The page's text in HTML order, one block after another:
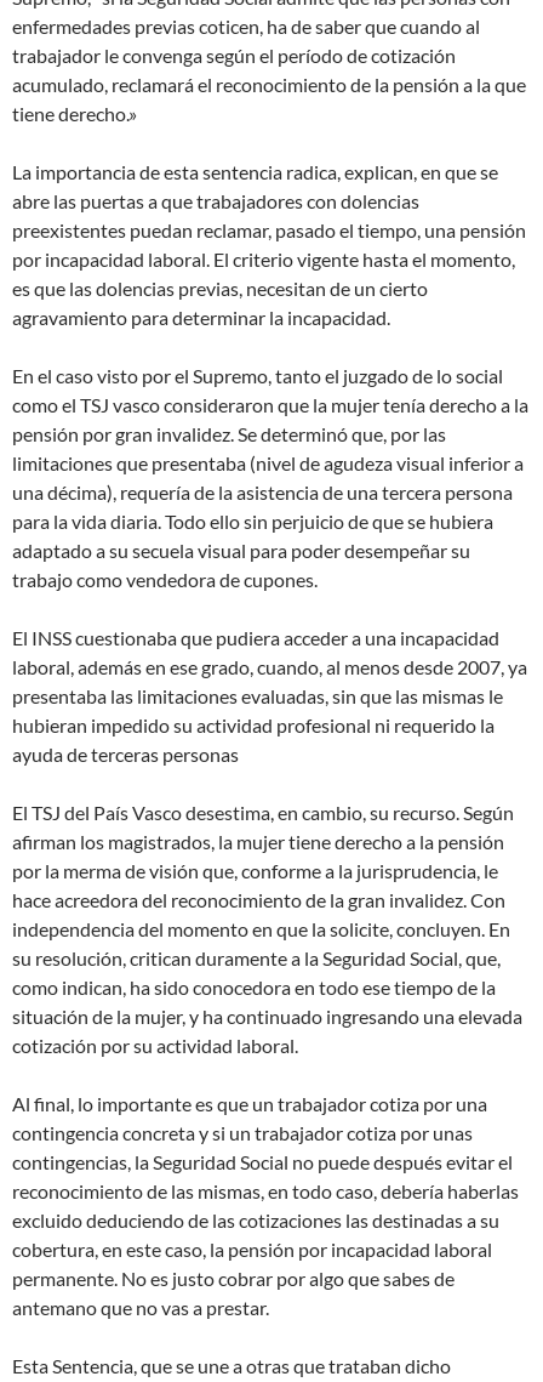
enfermedades previas coticen, ha de saber que cuando al
trabajador le convenga según el período de cotización
acumulado, reclamará el reconocimiento de la pensión a la que
tiene derecho.»
La importancia de esta sentencia radica, explican, en que se
abre las puertas a que trabajadores con dolencias
preexistentes puedan reclamar, pasado el tiempo, una pensión
por incapacidad laboral. El criterio vigente hasta el momento,
es que las dolencias previas, necesitan de un cierto
agravamiento para determinar la incapacidad.
En el caso visto por el Supremo, tanto el juzgado de lo social
como el TSJ vasco consideraron que la mujer tenía derecho a la
pensión por gran invalidez. Se determinó que, por las
limitaciones que presentaba (nivel de agudeza visual inferior a
una décima), requería de la asistencia de una tercera persona
para la vida diaria. Todo ello sin perjuicio de que se hubiera
adaptado a su secuela visual para poder desempeñar su
trabajo como vendedora de cupones.
El INSS cuestionaba que pudiera acceder a una incapacidad
laboral, además en ese grado, cuando, al menos desde 2007, ya
presentaba las limitaciones evaluadas, sin que las mismas le
hubieran impedido su actividad profesional ni requerido la
ayuda de terceras personas
El TSJ del País Vasco desestima, en cambio, su recurso. Según
afirman los magistrados, la mujer tiene derecho a la pensión
por la merma de visión que, conforme a la jurisprudencia, le
hace acreedora del reconocimiento de la gran invalidez. Con
independencia del momento en que la solicite, concluyen. En
su resolución, critican duramente a la Seguridad Social, que,
como indican, ha sido conocedora en todo ese tiempo de la
situación de la mujer, y ha continuado ingresando una elevada
cotización por su actividad laboral.
Al final, lo importante es que un trabajador cotiza por una
contingencia concreta y si un trabajador cotiza por unas
contingencias, la Seguridad Social no puede después evitar el
reconocimiento de las mismas, en todo caso, debería haberlas
excluido deduciendo de las cotizaciones las destinadas a su
cobertura, en este caso, la pensión por incapacidad laboral
permanente. No es justo cobrar por algo que sabes de
antemano que no vas a prestar.
Esta Sentencia, que se une a otras que trataban dicho